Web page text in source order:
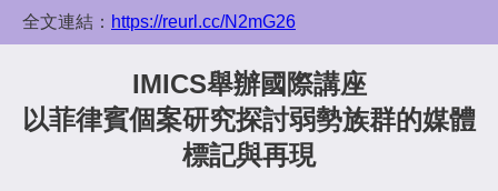
全文連結： https://reurl.cc/N2mG26
IMICS舉辦國際講座
以菲律賓個案研究探討弱勢族群的媒體
標記與再現